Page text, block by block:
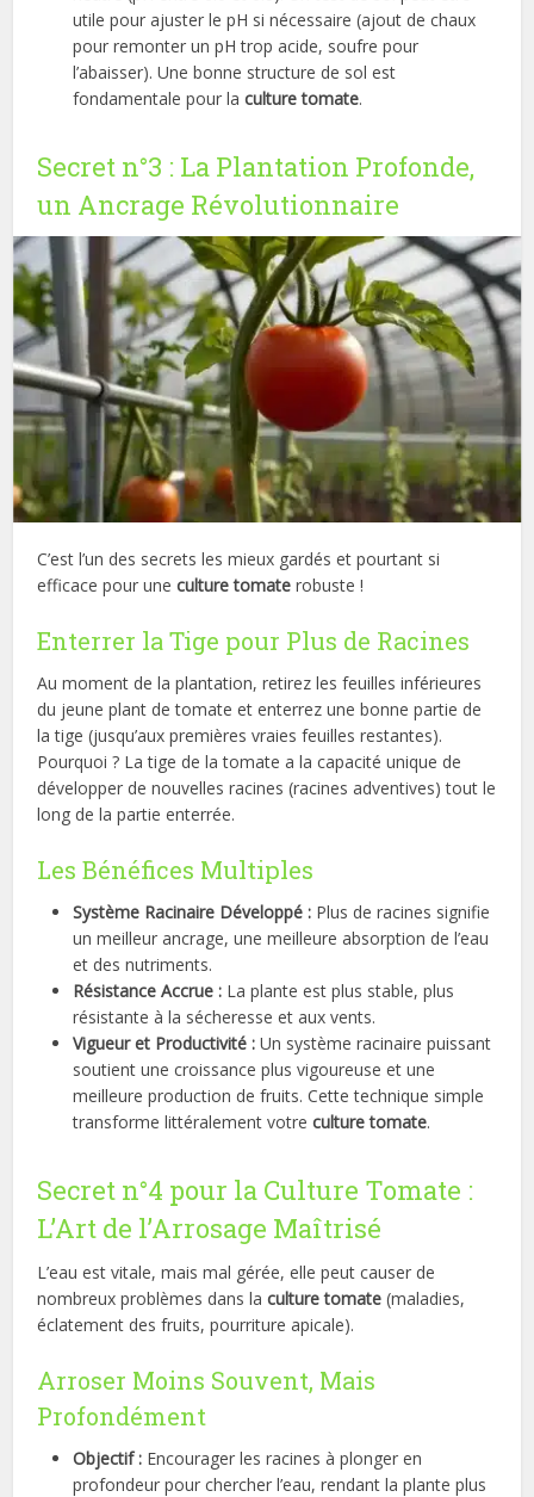
utile pour ajuster le pH si nécessaire (ajout de chaux
pour remonter un pH trop acide, soufre pour
l’abaisser). Une bonne structure de sol est
fondamentale pour laculture tomate.
Secret n°3 : La Plantation Profonde,
un Ancrage Révolutionnaire
C’est l’un des secrets les mieux gardés et pourtant si
efficace pour uneculture tomate robuste !
Enterrer la Tige pour Plus de Racines
Au moment de la plantation, retirez les feuilles inférieures
du jeune plant de tomate et enterrez une bonne partie de
la tige (jusqu’aux premières vraies feuilles restantes).
Pourquoi ? La tige de la tomate a la capacité unique de
développer de nouvelles racines (racines adventives) tout le
long de la partie enterrée.
Les Bénéfices Multiples
Système Racinaire Développé : Plus de racines signifie
un meilleur ancrage, une meilleure absorption de l’eau
et des nutriments.
Résistance Accrue : La plante est plus stable, plus
résistante à la sécheresse et aux vents.
Vigueur et Productivité : Un système racinaire puissant
soutient une croissance plus vigoureuse et une
meilleure production de fruits. Cette technique simple
transforme littéralement votreculture tomate.
Secret n°4 pour la Culture Tomate :
L’Art de l’Arrosage Maîtrisé
L’eau est vitale, mais mal gérée, elle peut causer de
nombreux problèmes dans laculture tomate (maladies,
éclatement des fruits, pourriture apicale).
Arroser Moins Souvent, Mais
Profondément
Objectif : Encourager les racines à plonger en
profondeur pour chercher l’eau, rendant la plante plus